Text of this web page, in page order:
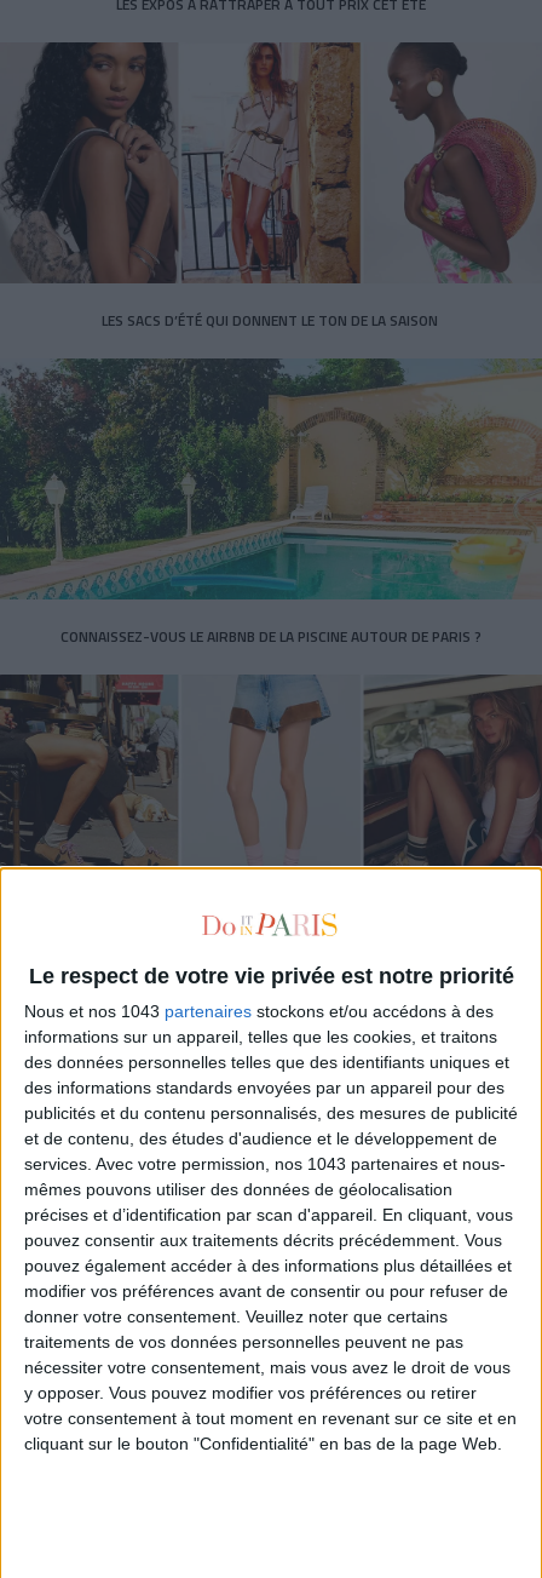
Le respect de votre vie privée est notre priorité
Nous et nos 1043 partenaires stockons et/ou accédons à des
informations sur un appareil, telles que les cookies, et traitons
des données personnelles telles que des identifiants uniques et
des informations standards envoyées par un appareil pour des
publicités et du contenu personnalisés, des mesures de publicité
et de contenu, des études d'audience et le développement de
services. Avec votre permission, nos 1043 partenaires et nous-
mêmes pouvons utiliser des données de géolocalisation
précises et d’identification par scan d'appareil. En cliquant, vous
pouvez consentir aux traitements décrits précédemment. Vous
pouvez également accéder à des informations plus détaillées et
modifier vos préférences avant de consentir ou pour refuser de
donner votre consentement. Veuillez noter que certains
traitements de vos données personnelles peuvent ne pas
nécessiter votre consentement, mais vous avez le droit de vous
y opposer. Vous pouvez modifier vos préférences ou retirer
votre consentement à tout moment en revenant sur ce site et en
cliquant sur le bouton "Confidentialité" en bas de la page Web.
LES SACS D’ÉTÉ QUI DONNENT LE TON DE LA SAISON
CONNAISSEZ-VOUS LE AIRBNB DE LA PISCINE AUTOUR DE PARIS ?
Inscrivez-vous à notre newsletter
S'INSCRIRE